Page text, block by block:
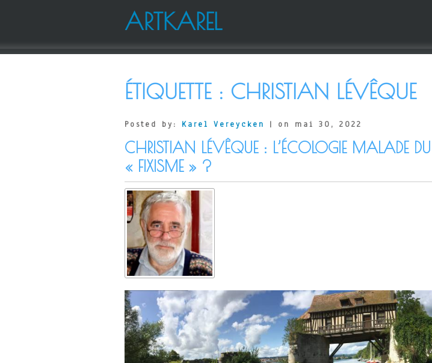
ARTKAREL
ÉTIQUETTE : CHRISTIAN LÉVÊQUE
Posted by: Karel Vereycken | on mai 30, 2022
CHRISTIAN LÉVÊQUE : L’ÉCOLOGIE MALADE DU
« FIXISME » ?